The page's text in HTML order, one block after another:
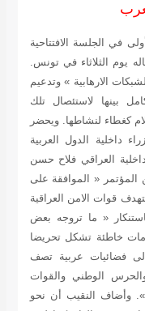
في الجلسة الافتتاحية
يوم الثلاثاء في تونس.
الارهابية » وتدعيم
بينها لاستئصال تلك
كغطاء لنشاطها. ويحضر
داخلية الدول العربية
العراقي فلاح حسن
« الموافقة على
قوات الامن العراقية
« ما تروجه بعض
خاطئة تشكل تحريضا
فضائيات عربية تصف
الوطني والقوات
». وأضاف النقيب أن نحو